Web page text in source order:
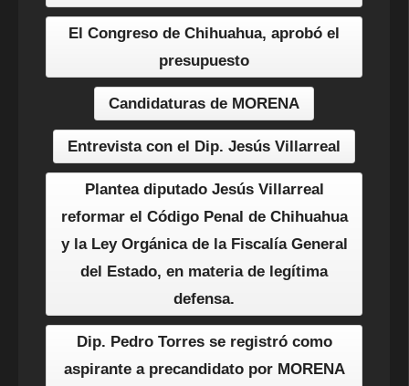
El Congreso de Chihuahua, aprobó el
presupuesto
Candidaturas de MORENA
Entrevista con el Dip. Jesús Villarreal
Plantea diputado Jesús Villarreal
reformar el Código Penal de Chihuahua
y la Ley Orgánica de la Fiscalía General
del Estado, en materia de legítima
defensa.
Dip. Pedro Torres se registró como
aspirante a precandidato por MORENA